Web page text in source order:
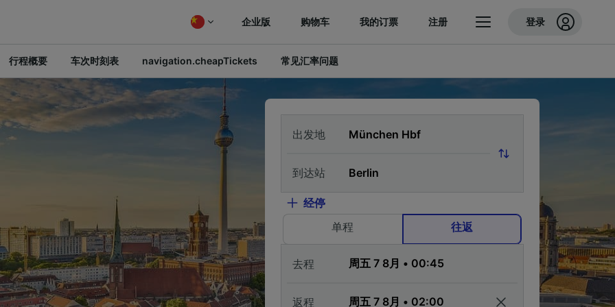
企业版 购物车 我的订票 注册 登录
行程概要 车次时刻表 navigation.cheapTickets 常见汇率问题
出发地
到达站
经停
单程
往返
去程
返程